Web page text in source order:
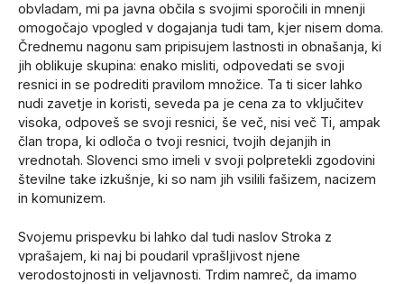
obvladam, mi pa javna občila s svojimi sporočili in mnenji
omogočajo vpogled v dogajanja tudi tam, kjer nisem doma.
Črednemu nagonu sam pripisujem lastnosti in obnašanja, ki
jih oblikuje skupina: enako misliti, odpovedati se svoji
resnici in se podrediti pravilom množice. Ta ti sicer lahko
nudi zavetje in koristi, seveda pa je cena za to vključitev
visoka, odpoveš se svoji resnici, še več, nisi več Ti, ampak
član tropa, ki odloča o tvoji resnici, tvojih dejanjih in
vrednotah. Slovenci smo imeli v svoji polpretekli zgodovini
številne take izkušnje, ki so nam jih vsilili fašizem, nacizem
in komunizem.
Svojemu prispevku bi lahko dal tudi naslov Stroka z
vprašajem, ki naj bi poudaril vprašljivost njene
verodostojnosti in veljavnosti. Trdim namreč, da imamo